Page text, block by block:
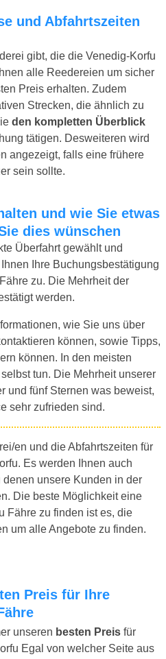
gibt, die die Venedig-Korfu
alle Reedereien um sicher
Preis erhalten. Zudem
Strecken, die ähnlich zu
den kompletten Überblick
tätigen. Desweiteren wird
angezeigt, falls eine frühere
sein sollte.
dies wünschen
Überfahrt gewählt und
Ihre Buchungsbestätigung
zu. Die Mehrheit der
werden.
wie Sie uns über
können, sowie Tipps,
können. In den meisten
tun. Die Mehrheit unserer
und fünf Sternen was beweist,
sehr zufrieden sind.
en und die Abfahrtszeiten für
Es werden Ihnen auch
unsere Kunden in der
Die beste Möglichkeit eine
Fähre zu finden ist es, die
um alle Angebote zu finden.
unseren besten Preis für
Egal von welcher Seite aus